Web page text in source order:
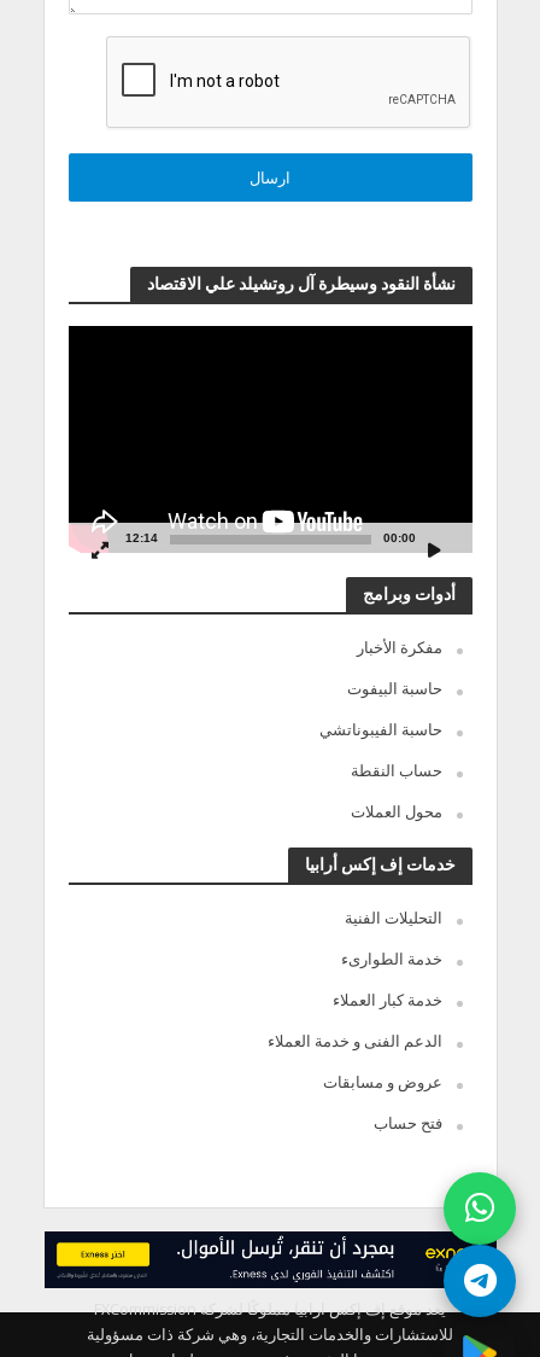
نشأة النقود وسيطرة آل روتشيلد علي الاقتصاد
00:00
12:14
أدوات وبرامج
مفكرة الأخبار
حاسبة البيفوت
حاسبة الفيبوناتشي
حساب النقطة
محول العملات
خدمات إف إكس أرابيا
التحليلات الفنية
خدمة الطوارىء
خدمة كبار العملاء
الدعم الفنى و خدمة العملاء
عروض و مسابقات
فتح حساب
يعد موقع إف إكس ارابيا مملوكًا لشركة FXCommission
للاستشارات والخدمات التجارية، وهي شركة ذات مسؤولية